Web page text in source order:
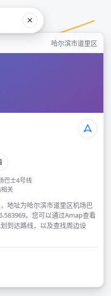
哈尔滨市道里区
巴士4号线
关
地址为哈尔滨市道里区机场巴
。您可以通过Amap查看
到达路线，以及查找周边设